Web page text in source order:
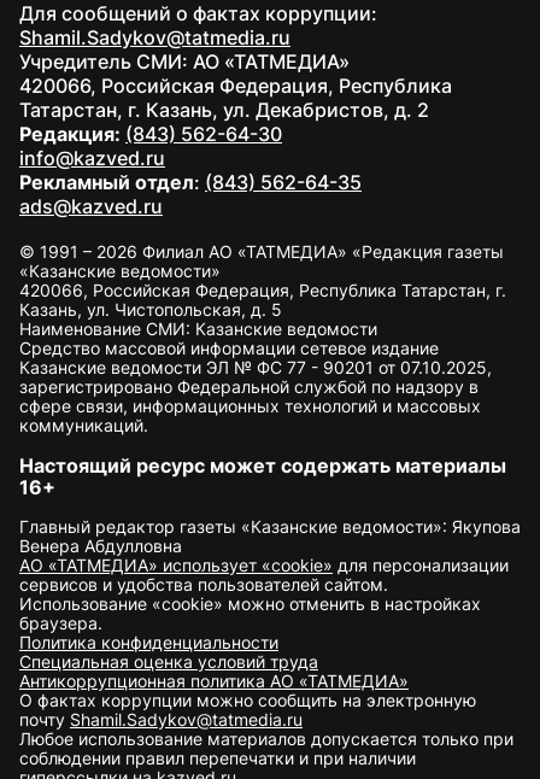
Для сообщений о фактах коррупции:
Shamil.Sadykov@tatmedia.ru
Учредитель СМИ: АО «ТАТМЕДИА»
420066, Российская Федерация, Республика
Татарстан, г. Казань, ул. Декабристов, д. 2
Редакция: (843) 562-64-30
info@kazved.ru
Рекламный отдел: (843) 562-64-35
ads@kazved.ru
© 1991 – 2026 Филиал АО «ТАТМЕДИА» «Редакция газеты
«Казанские ведомости»
420066, Российская Федерация, Республика Татарстан, г.
Казань, ул. Чистопольская, д. 5
Наименование СМИ: Казанские ведомости
Средство массовой информации сетевое издание
Казанские ведомости ЭЛ № ФС 77 - 90201 от 07.10.2025,
зарегистрировано Федеральной службой по надзору в
сфере связи, информационных технологий и массовых
коммуникаций.
Настоящий ресурс может содержать материалы
16+
Главный редактор газеты «Казанские ведомости»: Якупова
Венера Абдулловна
АО «ТАТМЕДИА» использует «cookie» для персонализации
сервисов и удобства пользователей сайтом.
Использование «cookie» можно отменить в настройках
браузера.
Политика конфиденциальности
Специальная оценка условий труда
Антикоррупционная политика АО «ТАТМЕДИА»
О фактах коррупции можно сообщить на электронную
почту Shamil.Sadykov@tatmedia.ru
Любое использование материалов допускается только при
соблюдении правил перепечатки и при наличии